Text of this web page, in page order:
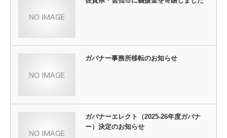
ガバナー事務所移転のお知らせ
ガバナーエレクト（2025-26年度ガバナ
ー）決定のお知らせ